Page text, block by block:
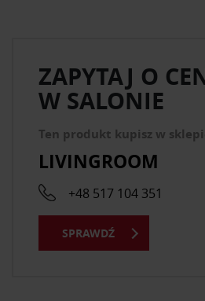
ZAPYTAJ O
W SALONIE
Ten produkt kupisz w
LIVINGROOM
+48 517 104 351
SPRAWDŹ